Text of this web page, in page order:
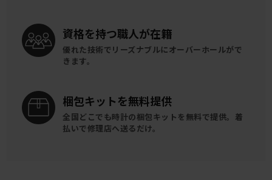
資格を持つ職人が在籍
優れた技術でリーズナブルにオーバーホールがで
きます。
梱包キットを無料提供
全国どこでも時計の梱包キットを 無料で提供。 着
払いで修理店へ送るだけ。